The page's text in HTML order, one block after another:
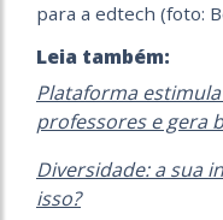
para a edtech (foto:
Leia também:
Plataforma
professores e gera
Diversidade: a sua
isso?